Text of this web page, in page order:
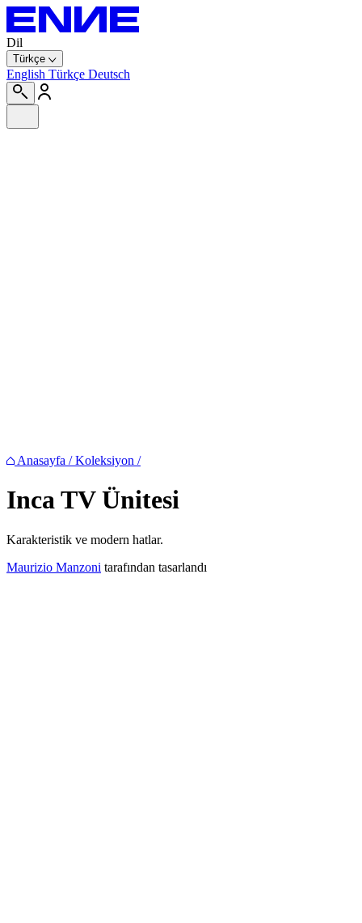
Dil
Türkçe
English Türkçe Deutsch
Anasayfa / Koleksiyon /
IncaTV Ünitesi
Karakteristik ve modern hatlar.
Maurizio Manzoni tarafından tasarlandı